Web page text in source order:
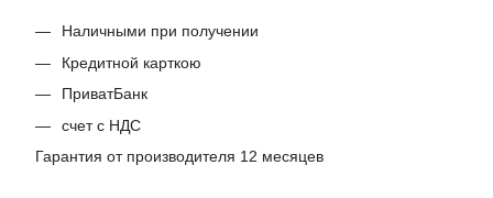
Наличными при получении
Кредитной карткою
ПриватБанк
счет с НДС
Гарантия от производителя 12 месяцев